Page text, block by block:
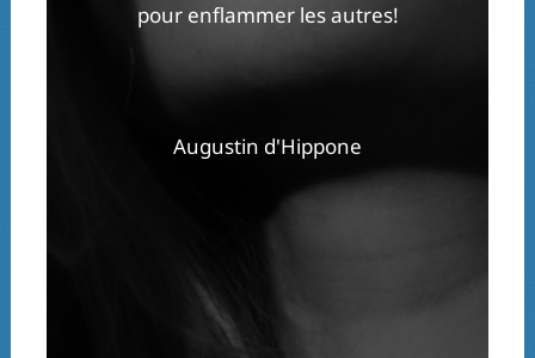
pour enflammer les autres!
Augustin d'Hippone